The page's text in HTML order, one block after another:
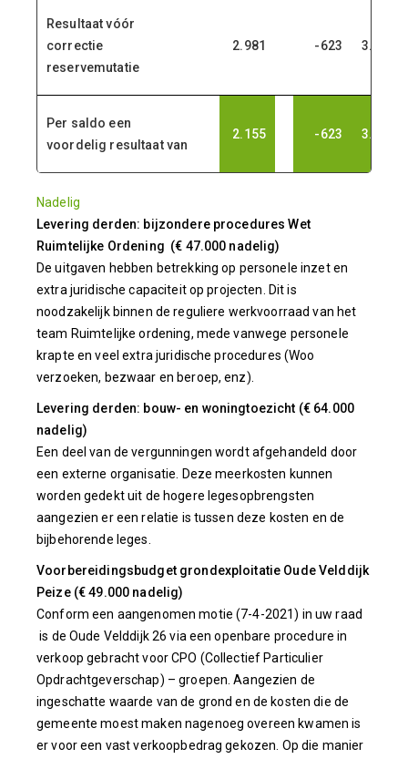
Resultaat vóór
correctie
reservemutatie
2.981 -623 3.639
Per saldo een
voordelig resultaat van
2.155 -623 3.639
Nadelig
Levering derden: bijzondere procedures Wet
Ruimtelijke Ordening (€ 47.000 nadelig)
De uitgaven hebben betrekking op personele inzet en
extra juridische capaciteit op projecten. Dit is
noodzakelijk binnen de reguliere werkvoorraad van het
team Ruimtelijke ordening, mede vanwege personele
krapte en veel extra juridische procedures (Woo
verzoeken, bezwaar en beroep, enz).
Levering derden: bouw- en woningtoezicht (€ 64.000
nadelig)
Een deel van de vergunningen wordt afgehandeld door
een externe organisatie. Deze meerkosten kunnen
worden gedekt uit de hogere legesopbrengsten
aangezien er een relatie is tussen deze kosten en de
bijbehorende leges.
Voorbereidingsbudget grondexploitatie Oude Velddijk
Peize (€ 49.000 nadelig)
Conform een aangenomen motie (7-4-2021) in uw raad
is de Oude Velddijk 26 via een openbare procedure in
verkoop gebracht voor CPO (Collectief Particulier
Opdrachtgeverschap) – groepen. Aangezien de
ingeschatte waarde van de grond en de kosten die de
gemeente moest maken nagenoeg overeen kwamen is
er voor een vast verkoopbedrag gekozen. Op die manier